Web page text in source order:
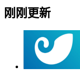
刚刚更新